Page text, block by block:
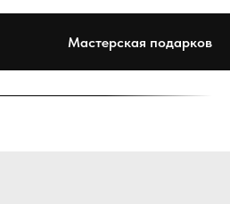
Мастерская подарков